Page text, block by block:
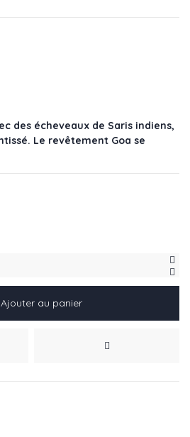
des écheveaux de Saris indiens,
Le revêtement Goa se
Ajouter au panier